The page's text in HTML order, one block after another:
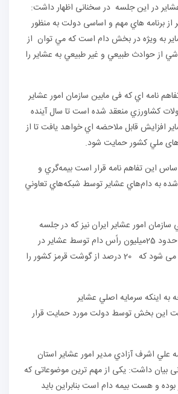
در این جلسه در سخنانی اظهار داشت:
برنامه هاي مهم و اساسی دولت به منظور
به ویژه در بخش دام است که مي توان از
از حوادث طبيعي و غير طبيعي به عشاير را
نامه اي كه فی مابین سازمان امور عشاير
كشاورزي منعقد شده است تا سال آینده
افزايش قابل ملاحضه اي خواهد یافت تا از
های ملي كشور حمايت شود.
این تفاهم‌ نامه قرار است بيمه‌گري و
شده به دام‌هاي عشاير توسط شبكه‌هاي تعاوني
امور عشاير ایران نیز که در جلسه
حضور داشت؛ گفت: حدود 25ميليون راًس دام توسط عشاير در
سطح كشور نگهداری می شود که 20 درصد از گوشت قرمز كشور را
به اينكه سرمايه اصلي عشاير
این بخش توسط دولت مورد حمايت قرار
اشرف آزادي مدير امور عشاير استان
بیان داشت: یکی از مهم ترین موضوعاتی که
و هست بيمه دام است بنابراین باید